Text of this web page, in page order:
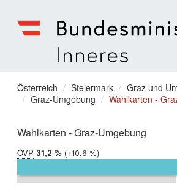
für
Inneres
Sie
befinden
hier:
Österreich Steiermark
Graz und
Graz-Umgebung
Wahlkarten -
Wahlkarten - Graz-Umgebung
ÖVP 2019:
31,2 %
2014:
20,6 %
Differenz:
+10,6 %